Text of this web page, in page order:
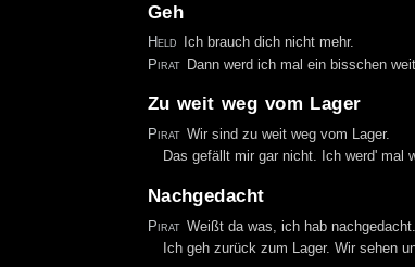
Geh
Held
Ich brauch dich nicht mehr.
Pirat Dann werd ich mal ein bisschen
Zu weit weg vom Lager
Pirat Wir sind zu weit weg vom Lager.
Das gefällt mir gar nicht. Ich werd' mal
Nachgedacht
Pirat Weißt da was, ich hab
Ich geh zurück zum Lager. Wir sehen